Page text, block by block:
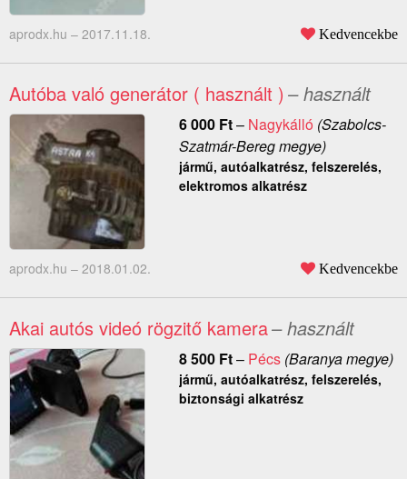
aprodx.hu – 2017.11.18. Kedvencekbe
Autóba való generátor ( használt ) – használt
6 000 Ft– Nagykálló (Szabolcs-
Szatmár-Bereg megye)
jármű, autóalkatrész, felszerelés,
elektromos alkatrész
aprodx.hu – 2018.01.02. Kedvencekbe
Akai autós videó rögzitő kamera– használt
8 500 Ft– Pécs(Baranya megye)
jármű, autóalkatrész, felszerelés,
biztonsági alkatrész